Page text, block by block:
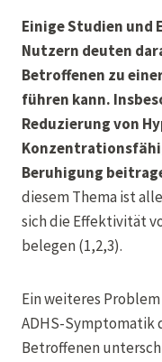
Einige Studien und
Nutzern deuten
Betroffenen zu
führen kann.
Reduzierung von
Beruhigung
diesem Thema ist
sich die Effektivität
belegen (1,2,3).
Ein weiteres
ADHS-Symptomatik
Betroffenen